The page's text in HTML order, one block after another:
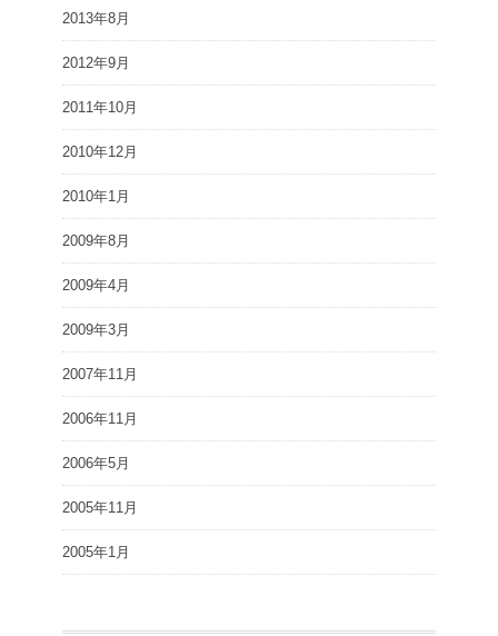
2013年8月
2012年9月
2011年10月
2010年12月
2010年1月
2009年8月
2009年4月
2009年3月
2007年11月
2006年11月
2006年5月
2005年11月
2005年1月